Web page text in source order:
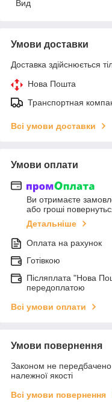
Вид
Умови доставки
Доставка здійснюється
Нова Пошта
Транспортная
Всі умови доставки
Умови оплати
Ви отримаєте
або гроші
Детальніше
Оплата на рахунок
Готівкою
Післяплата "Нова
передоплатою
Всі умови оплати
Умови повернення
Законом не
належної якості
Всі умови повернення